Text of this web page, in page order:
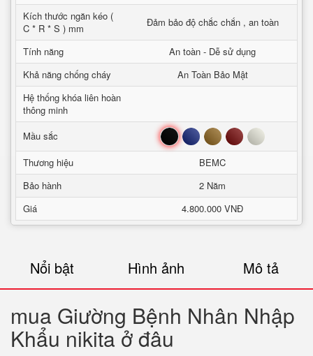
Kích thước ngăn kéo (
C * R * S ) mm
Đảm bảo độ chắc chắn , an toàn
Tính năng
An toàn - Dễ sử dụng
Khả năng chống cháy
An Toàn Bảo Mật
Hệ thống khóa liên hoàn
thông minh
Mầu sắc
Đen Xanh Nâu Đỏ Trắng
Thương hiệu
BEMC
Bảo hành
2 Năm
Giá
4.800.000 VNĐ
Nổi bật Hình ảnh Mô tả
mua Giường Bệnh Nhân Nhập
Khẩu nikita ở đâu